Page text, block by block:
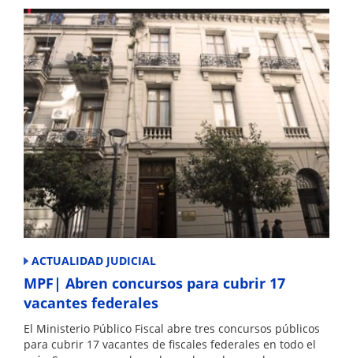
ACTUALIDAD JUDICIAL
MPF| Abren concursos para cubrir 17
vacantes federales
El Ministerio Público Fiscal abre tres concursos públicos
para cubrir 17 vacantes de fiscales federales en todo el